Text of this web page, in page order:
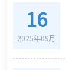
16
2025年09月